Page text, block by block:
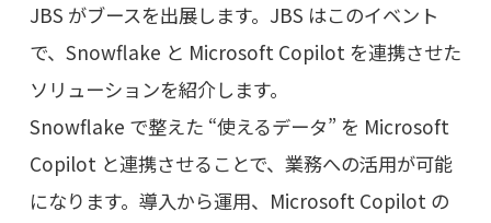
JBS がブースを出展します。JBS はこのイベント
で、Snowflake と Microsoft Copilot を連携させた
ソリューションを紹介します。
Snowflake で整えた “使えるデータ” を Microsoft
Copilot と連携させることで、業務への活用が可能
になります。導入から運用、Microsoft Copilot の